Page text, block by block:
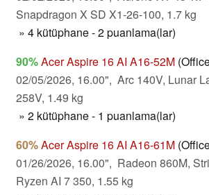
Snapdragon X SD X1-26-100, 1.7 kg
» 4 kütüphane - 2 puanlama(lar)
90%Acer Aspire 16 AI A16-52M
02/05/2026, 16.00", Arc 140V, Lunar
258V, 1.49 kg
» 2 kütüphane - 1 puanlama(lar)
60%Acer Aspire 16 AI A16-61M
01/26/2026, 16.00", Radeon 860M,
Ryzen AI 7 350, 1.55 kg